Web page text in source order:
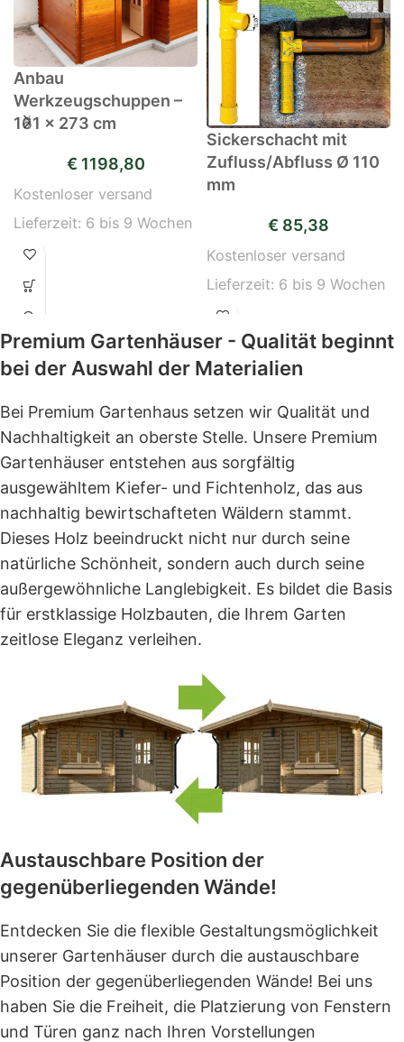
Anbau
Werkzeugschuppen –
161 x 273 cm
€ 1198,80
Kostenloser versand
Lieferzeit: 6 bis 9 Wochen
Sickerschacht mit
Zufluss/Abfluss Ø 110
mm
€ 85,38
Kostenloser versand
Lieferzeit: 6 bis 9 Wochen
Premium Gartenhäuser - Qualität beginnt
bei der Auswahl der Materialien
Bei Premium Gartenhaus setzen wir Qualität und
Nachhaltigkeit an oberste Stelle. Unsere Premium
Gartenhäuser entstehen aus sorgfältig
ausgewähltem Kiefer- und Fichtenholz, das aus
nachhaltig bewirtschafteten Wäldern stammt.
Dieses Holz beeindruckt nicht nur durch seine
natürliche Schönheit, sondern auch durch seine
außergewöhnliche Langlebigkeit. Es bildet die Basis
für erstklassige Holzbauten, die Ihrem Garten
zeitlose Eleganz verleihen.
Austauschbare Position der
gegenüberliegenden Wände!
Entdecken Sie die flexible Gestaltungsmöglichkeit
unserer Gartenhäuser durch die austauschbare
Position der gegenüberliegenden Wände! Bei uns
haben Sie die Freiheit, die Platzierung von Fenstern
und Türen ganz nach Ihren Vorstellungen